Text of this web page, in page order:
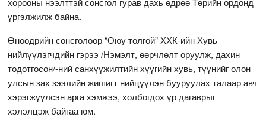
үргэлжилж байна.
Өнөөдрийн сонсголоор “Оюу толгой” ХХК-ийн Хувь
нийлүүлэгчдийн гэрээ /Нэмэлт, өөрчлөлт оруулж, дахин
тодотгосон/-ний санхүүжилтийн хүүгийн хувь, түүнийг олон
улсын зах зээлийн жишигт нийцүүлэн бууруулах талаар авч
хэрэгжүүлсэн арга хэмжээ, холбогдох үр дагаврыг
хэлэлцэж байгаа юм.